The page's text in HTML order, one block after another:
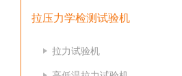
拉压力学检测试验机
拉力试验机